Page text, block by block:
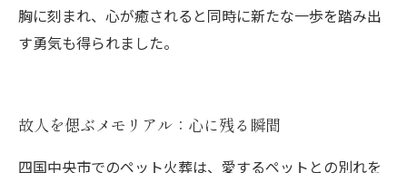
胸に刻まれ、心が癒されると同時に新たな一歩を踏み出
す勇気も得られました。
故人を偲ぶメモリアル：心に残る瞬間
四国中央市でのペット火葬は、愛するペットとの別れを